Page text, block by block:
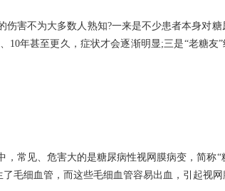
伤害不为大多数人熟知?一来是不少患者本身对
10年甚至更久，症状才会逐渐明显;三是“老糖
，常见、危害大的是糖尿病性视网膜病变，简称
毛细血管，而这些毛细血管容易出血，引起视网